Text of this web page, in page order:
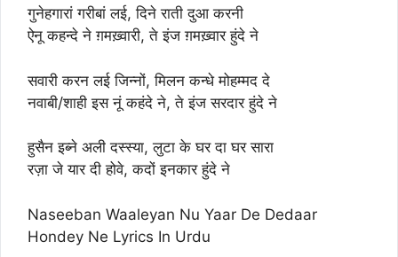
गुनेहगारां गरीबां लई, दिने राती दुआ करनी
ऐनू कहन्दे ने ग़मख़्वारी, ते इंज ग़मख़्वार हुंदे ने
सवारी करन लई जिन्नों, मिलन कन्धे मोहम्मद दे
नवाबी/शाही इस नूं कहंदे ने, ते इंज सरदार हुंदे ने
हुसैन इब्ने अली दस्स्या, लुटा के घर दा घर सारा
रज़ा जे यार दी होवे, कदों इनकार हुंदे ने
Naseeban Waaleyan Nu Yaar De Dedaar
Hondey Ne Lyrics In Urdu